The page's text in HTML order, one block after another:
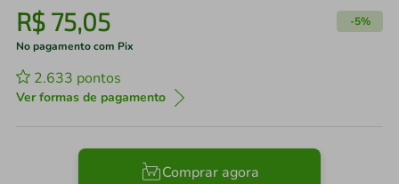
R$ 75,05 -5%
No pagamento com Pix
2.633 pontos
Ver formas de pagamento
Comprar agora